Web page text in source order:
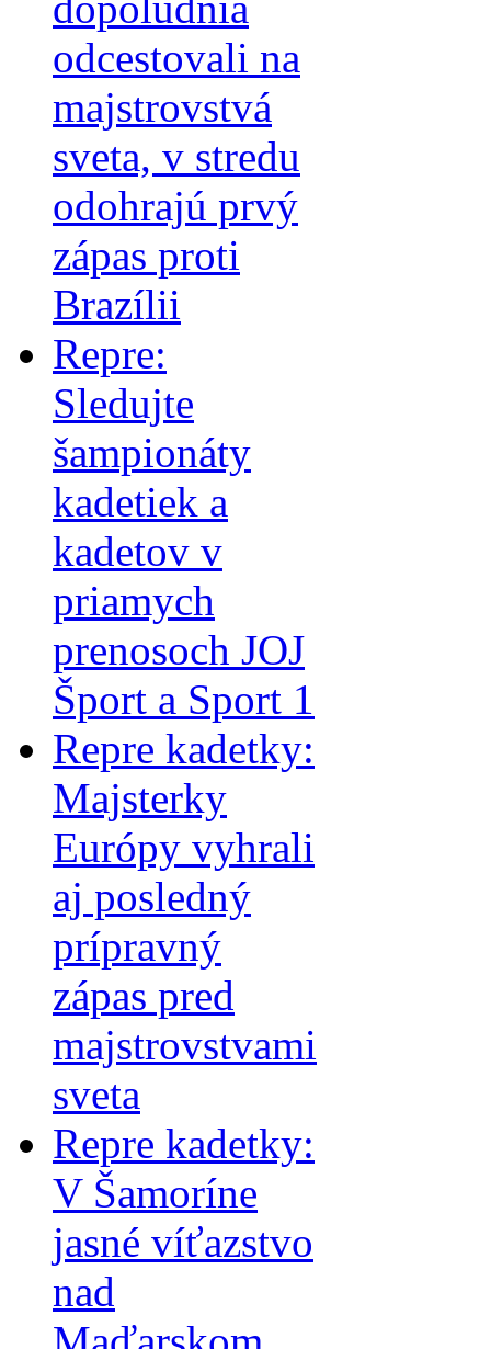
odcestovali na
majstrovstvá
sveta, v stredu
odohrajú prvý
zápas proti
Brazílii
Repre:
Sledujte
šampionáty
kadetiek a
kadetov v
priamych
prenosoch JOJ
Šport a Sport 1
Repre kadetky:
Majsterky
Európy vyhrali
aj posledný
prípravný
zápas pred
majstrovstvami
sveta
Repre kadetky:
V Šamoríne
jasné víťazstvo
nad